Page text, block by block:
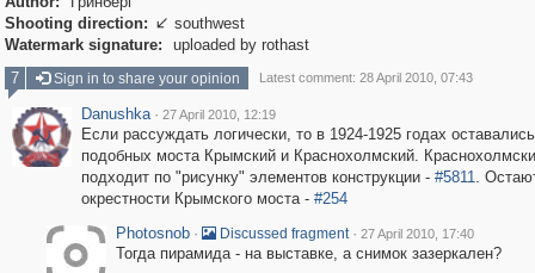
Shooting direction:  southwest
Watermark signature:
uploaded by rothast
7
Sign in to share your opinion Latest comment: 28 April 2010, 07:43
Danushka · 27 April 2010, 12:19
Если рассуждать логически, то в 1924-1925 годах
подобных моста Крымский и Краснохолмский.
подходит по "рисунку" элементов конструкции - #5811.
окрестности Крымского моста - #254
Photosnob · Discussed fragment · 27 April 2010, 17:40
Тогда пирамида - на выставке, а снимок зазеркален?